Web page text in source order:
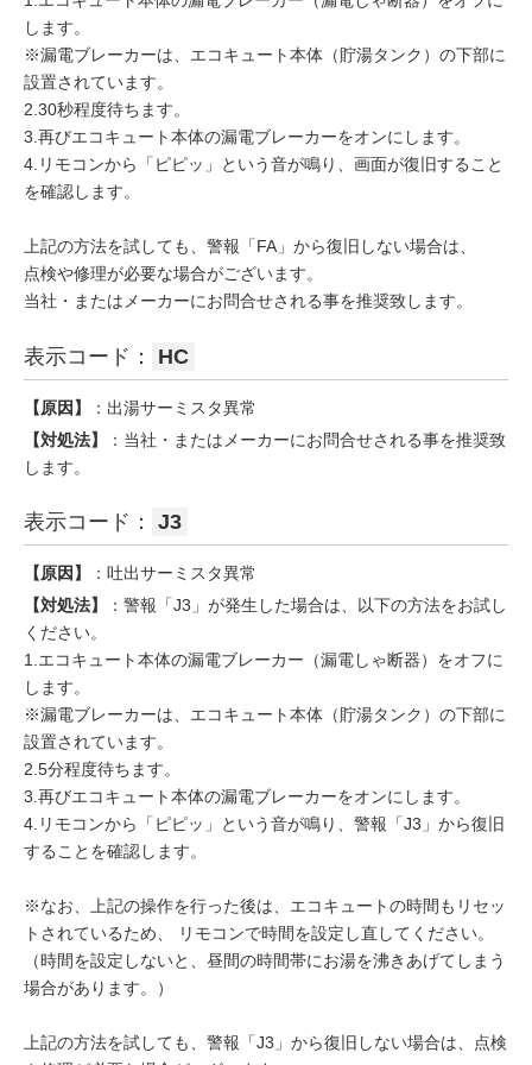
します。
※漏電ブレーカーは、エコキュート本体（貯湯タンク）の下部に
設置されています。
2.30秒程度待ちます。
3.再びエコキュート本体の漏電ブレーカーをオンにします。
4.リモコンから「ピピッ」という音が鳴り、画面が復旧すること
を確認します。
上記の方法を試しても、警報「FA」から復旧しない場合は、
点検や修理が必要な場合がございます。
当社・またはメーカーにお問合せされる事を推奨致します。
表示コード： HC
【原因】
：出湯サーミスタ異常
【対処法】
：当社・またはメーカーにお問合せされる事を推奨致
します。
表示コード： J3
【原因】
：吐出サーミスタ異常
【対処法】
：警報「J3」が発生した場合は、以下の方法をお試し
ください。
1.エコキュート本体の漏電ブレーカー（漏電しゃ断器）をオフに
します。
※漏電ブレーカーは、エコキュート本体（貯湯タンク）の下部に
設置されています。
2.5分程度待ちます。
3.再びエコキュート本体の漏電ブレーカーをオンにします。
4.リモコンから「ピピッ」という音が鳴り、警報「J3」から復旧
することを確認します。
※なお、上記の操作を行った後は、エコキュートの時間もリセッ
トされているため、 リモコンで時間を設定し直してください。
（時間を設定しないと、昼間の時間帯にお湯を沸きあげてしまう
場合があります。）
上記の方法を試しても、警報「J3」から復旧しない場合は、点検